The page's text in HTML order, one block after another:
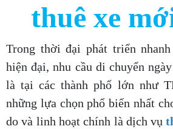
thuê xe
Trong thời đại phát triển
hiện đại, nhu cầu di chuyển
là tại các thành phố lớn như
những lựa chọn phổ biến nhất
do và linh hoạt chính là dịch vụ